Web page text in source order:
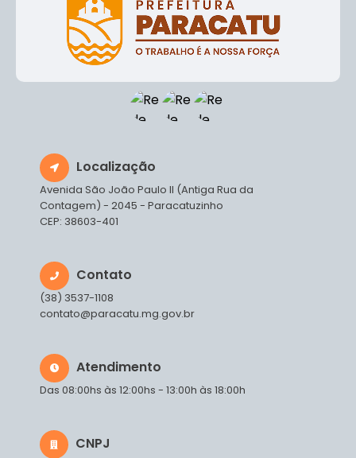
Localização
Avenida São João Paulo II (Antiga Rua da
Contagem) - 2045 - Paracatuzinho
CEP: 38603-401
Contato
(38) 3537-1108
contato@paracatu.mg.gov.br
Atendimento
Das 08:00hs às 12:00hs - 13:00h às 18:00h
CNPJ